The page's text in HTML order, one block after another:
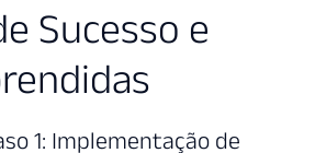
Sucesso e
1: Implementação de